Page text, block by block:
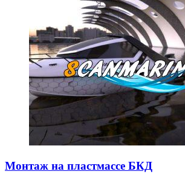
Монтаж на пластмассе БКД